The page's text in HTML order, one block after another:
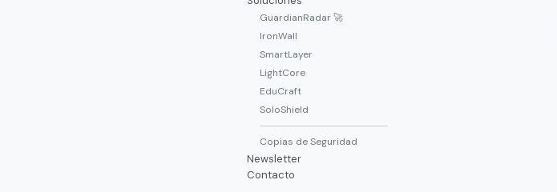
GuardianRadar 🚀
IronWall
SmartLayer
LightCore
EduCraft
SoloShield
Copias de Seguridad
Newsletter
Contacto